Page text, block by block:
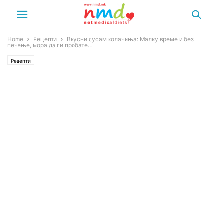
Home Рецепти
Вкусни сусам колачиња: Малку време и без
печење, мора да ги пробате...
Рецепти